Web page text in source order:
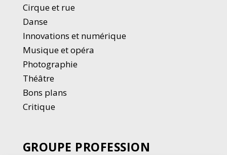
Cirque et rue
Danse
Innovations et numérique
Musique et opéra
Photographie
Théâtre
Bons plans
Critique
GROUPE PROFESSION